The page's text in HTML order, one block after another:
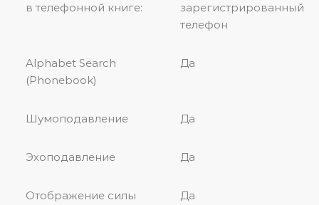
в телефонной книге:
зарегистрированный
телефон
Alphabet Search
(Phonebook)
Да
Шумоподавление Да
Эхоподавление Да
Отображение силы
Да